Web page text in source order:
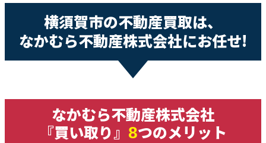
横須賀市の不動産買取は、
なかむら不動産株式会社にお任せ!
なかむら不動産株式会社
『買い取り』 8つのメリット